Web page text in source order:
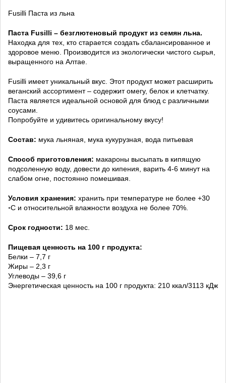
Fusilli Паста из льна
Паста Fusilli – безглютеновый продукт из семян льна.
Находка для тех, кто старается создать сбалансированное и
здоровое меню. Производится из экологически чистого сырья,
выращенного на Алтае.
Fusilli имеет уникальный вкус. Этот продукт может расширить
веганский ассортимент – содержит омегу, белок и клетчатку.
Паста является идеальной основой для блюд с различными
соусами.
Попробуйте и удивитесь оригинальному вкусу!
Состав: мука льняная, мука кукурузная, вода питьевая
Способ приготовления: макароны высыпать в кипящую
подсоленную воду, довести до кипения, варить 4-6 минут на
слабом огне, постоянно помешивая.
Условия хранения: хранить при температуре не более +30
◦С и относительной влажности воздуха не более 70%.
Срок годности: 18 мес.
Пищевая ценность на 100 г продукта:
Белки – 7,7 г
Жиры – 2,3 г
Углеводы – 39,6 г
Энергетическая ценность на 100 г продукта: 210 ккал/3113 кДж